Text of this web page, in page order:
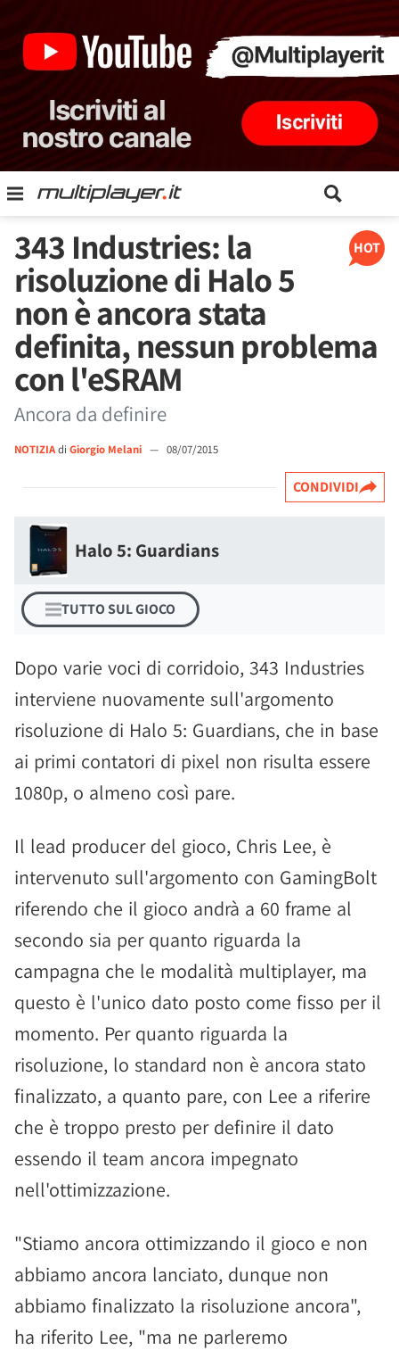
HOT
343 Industries: la
risoluzione di Halo 5
non è ancora stata
definita, nessun problema
con l'eSRAM
Ancora da definire
NOTIZIAdi Giorgio Melani — 08/07/2015
CONDIVIDI
Halo 5: Guardians
TUTTO SUL GIOCO
Dopo varie voci di corridoio, 343 Industries
interviene nuovamente sull'argomento
risoluzione di Halo 5: Guardians, che in base
ai primi contatori di pixel non risulta essere
1080p, o almeno così pare.
Il lead producer del gioco, Chris Lee, è
intervenuto sull'argomento con GamingBolt
riferendo che il gioco andrà a 60 frame al
secondo sia per quanto riguarda la
campagna che le modalità multiplayer, ma
questo è l'unico dato posto come fisso per il
momento. Per quanto riguarda la
risoluzione, lo standard non è ancora stato
finalizzato, a quanto pare, con Lee a riferire
che è troppo presto per definire il dato
essendo il team ancora impegnato
nell'ottimizzazione.
"Stiamo ancora ottimizzando il gioco e non
abbiamo ancora lanciato, dunque non
abbiamo finalizzato la risoluzione ancora",
ha riferito Lee, "ma ne parleremo